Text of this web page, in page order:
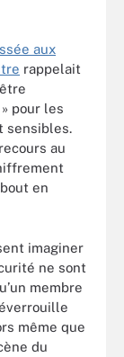
aux
rappelait
pour les
sensibles.
au
en
imaginer
ne sont
membre
même que
du